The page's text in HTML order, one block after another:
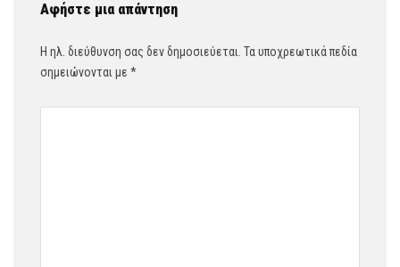
Αφήστε μια απάντηση
Η ηλ. διεύθυνση σας δεν δημοσιεύεται. Τα υποχρεωτικά πεδία
σημειώνονται με *